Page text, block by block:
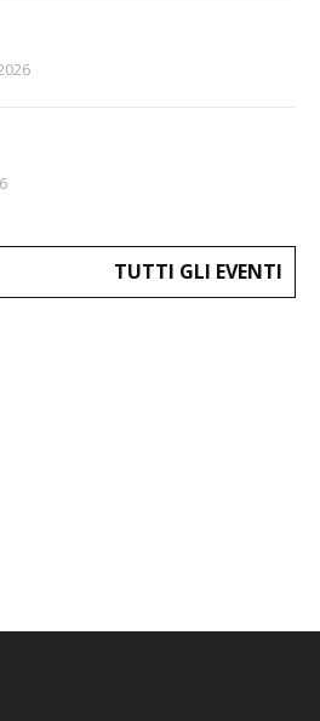
TUTTI GLI EVENTI